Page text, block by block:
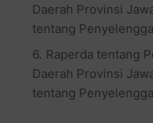
Daerah Provinsi
tentang
Raperda tentang
Daerah Provinsi
tentang